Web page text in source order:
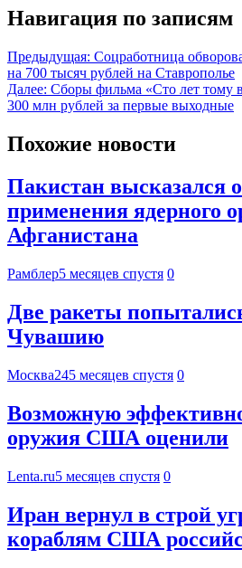
Навигация по записям
Предыдущая: Соцработница
на 700 тысяч рублей на Ставрополье
Далее: Сборы фильма «Сто лет тому
300 млн рублей за первые выходные
Похожие новости
Пакистан высказался
применения ядерного
Афганистана
Рамблер5 месяцев спустя 0
Две ракеты
Чувашию
Москва245 месяцев спустя 0
Возможную
оружия США оценили
Lenta.ru5 месяцев спустя 0
Иран вернул в строй
кораблям США